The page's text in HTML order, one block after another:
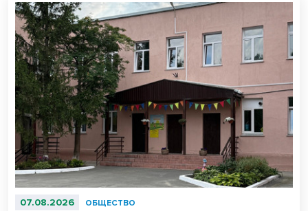
07.08.2026 ОБЩЕСТВО